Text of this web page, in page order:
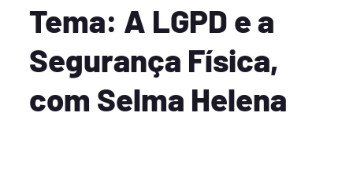
Tema: A LGPD e a
Segurança Física,
com Selma Helena